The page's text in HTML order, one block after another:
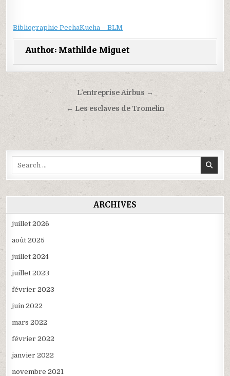
Bibliographie PechaKucha – BLM
Author: Mathilde Miguet
Navigation
de
l’article
L’entreprise Airbus →
← Les esclaves de Tromelin
ARCHIVES
juillet 2026
août 2025
juillet 2024
juillet 2023
février 2023
juin 2022
mars 2022
février 2022
janvier 2022
novembre 2021